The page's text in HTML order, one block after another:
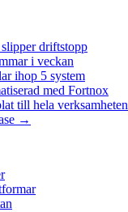
driftstopp
i veckan
ihop 5 system
med Fortnox
till hela verksamheten
→